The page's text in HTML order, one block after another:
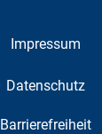
Impressum
Datenschutz
Barrierefreiheit